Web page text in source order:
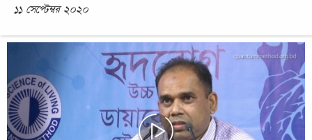
১১ সেপ্টেম্বর ২০২০